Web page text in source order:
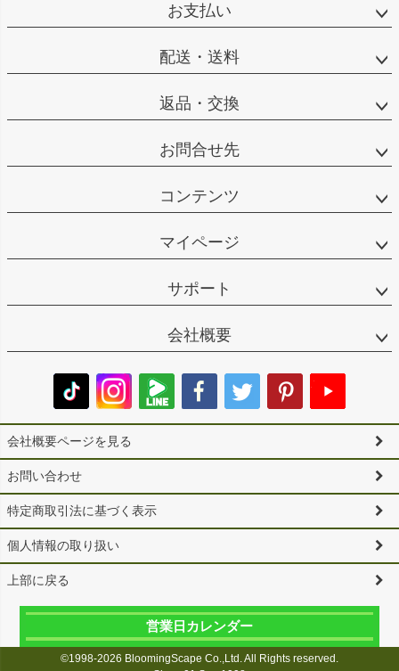
お支払い
配送・送料
返品・交換
お問合せ先
コンテンツ
マイページ
サポート
会社概要
会社概要ページを見る
お問い合わせ
特定商取引法に基づく表示
個人情報の取り扱い
上部に戻る
営業日カレンダー
©1998-2026 BloomingScape Co.,Ltd. All Rights reserved.